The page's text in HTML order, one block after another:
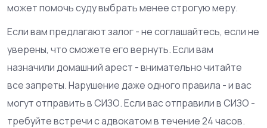
может помочь суду выбрать менее строгую меру.
Если вам предлагают залог - не соглашайтесь, если не
уверены, что сможете его вернуть. Если вам
назначили домашний арест - внимательно читайте
все запреты. Нарушение даже одного правила - и вас
могут отправить в СИЗО. Если вас отправили в СИЗО -
требуйте встречи с адвокатом в течение 24 часов.